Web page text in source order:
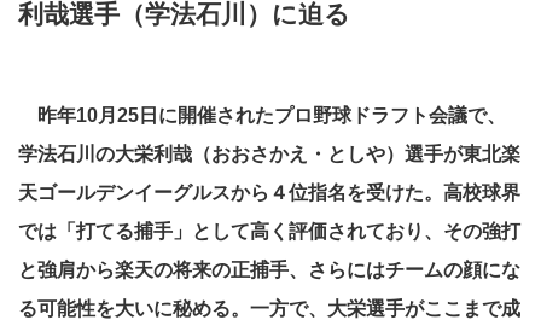
利哉選手（学法石川）に迫る
昨年10月25日に開催されたプロ野球ドラフト会議で、
学法石川の大栄利哉（おおさかえ・としや）選手が東北楽
天ゴールデンイーグルスから４位指名を受けた。高校球界
では「打てる捕手」として高く評価されており、その強打
と強肩から楽天の将来の正捕手、さらにはチームの顔にな
る可能性を大いに秘める。一方で、大栄選手がここまで成